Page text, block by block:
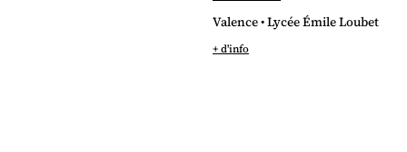
Valence • Lycée Émile Loubet
+ d'info